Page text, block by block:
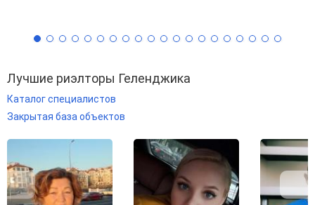
Лучшие риэлторы Геленджика
Каталог специалистов
Закрытая база объектов